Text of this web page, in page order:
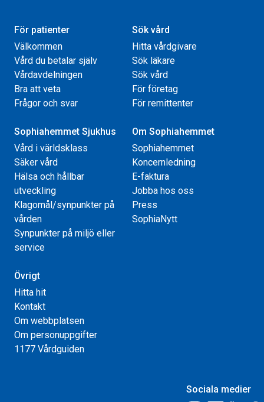
För patienter
Välkommen
Vård du betalar själv
Vårdavdelningen
Bra att veta
Frågor och svar
Sök vård
Hitta vårdgivare
Sök läkare
Sök vård
För företag
För remittenter
Sophiahemmet Sjukhus
Vård i världsklass
Säker vård
Hälsa och hållbar
utveckling
Klagomål/synpunkter på
vården
Synpunkter på miljö eller
service
Om Sophiahemmet
Sophiahemmet
Koncernledning
E-faktura
Jobba hos oss
Press
SophiaNytt
Övrigt
Hitta hit
Kontakt
Om webbplatsen
Om personuppgifter
1177 Vårdguiden
Sociala medier